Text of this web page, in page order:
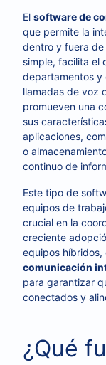
El software de
que permite la
dentro y fuera de
simple, facilita el
departamentos y
llamadas de voz
promueven una
sus
aplicaciones,
o
continuo de
Este tipo de
equipos de
crucial en la
creciente
equipos híbridos,
comunicación
para garantizar
conectados y
¿Qué